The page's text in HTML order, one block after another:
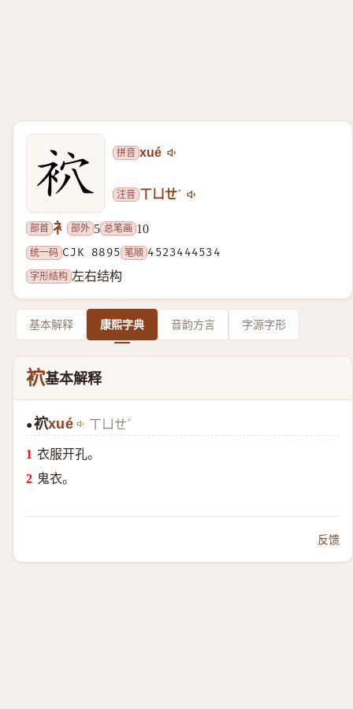
拼音 xué
注音 ㄒㄩㄝˊ
部首 衤 部外 5 总笔画 10
统一码 CJK 8895 笔顺 4523444534
字形结构 左右结构
基本解释 康熙字典 音韵方言 字源字形
袕基本解释
●袕xué ㄒㄩㄝˊ
衣服开孔。
鬼衣。
反馈